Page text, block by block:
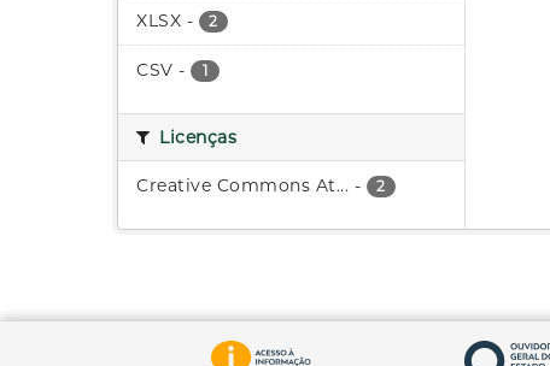
XLSX - 2
CSV - 1
Licenças
Creative Commons At... - 2